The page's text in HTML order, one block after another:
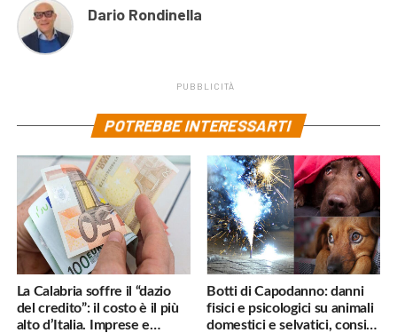
Dario Rondinella
PUBBLICITÀ
POTREBBE INTERESSARTI
La Calabria soffre il “dazio
del credito”: il costo è il più
alto d’Italia. Imprese e
Botti di Capodanno: danni
fisici e psicologici su animali
domestici e selvatici, consigli